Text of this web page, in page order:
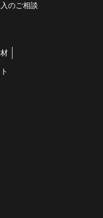
のご相談